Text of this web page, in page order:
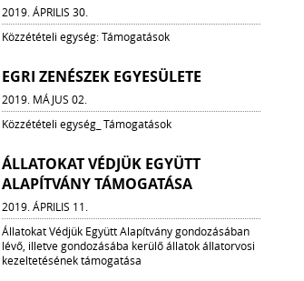
2019. ÁPRILIS 30.
Közzétételi egység: Támogatások
EGRI ZENÉSZEK EGYESÜLETE
2019. MÁJUS 02.
Közzétételi egység_ Támogatások
ÁLLATOKAT VÉDJÜK EGYÜTT
ALAPÍTVÁNY TÁMOGATÁSA
2019. ÁPRILIS 11.
Állatokat Védjük Együtt Alapítvány gondozásában
lévő, illetve gondozásába kerülő állatok állatorvosi
kezeltetésének támogatása